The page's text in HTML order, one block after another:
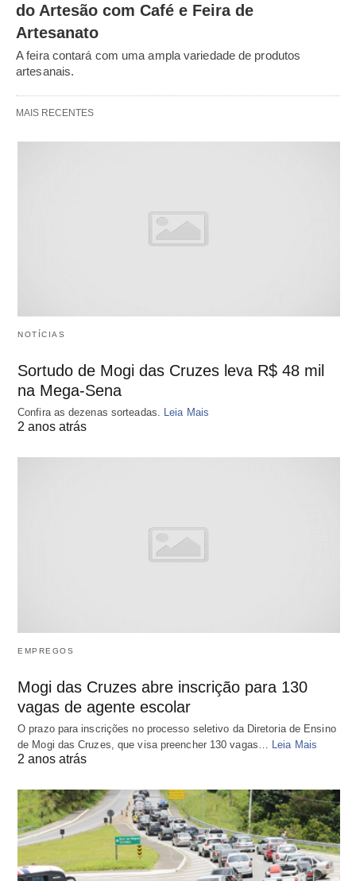
do Artesão com Café e Feira de
Artesanato
A feira contará com uma ampla variedade de produtos
artesanais.
MAIS RECENTES
NOTÍCIAS
Sortudo de Mogi das Cruzes leva R$ 48 mil
na Mega-Sena
Confira as dezenas sorteadas. Leia Mais
2 anos atrás
EMPREGOS
Mogi das Cruzes abre inscrição para 130
vagas de agente escolar
O prazo para inscrições no processo seletivo da Diretoria de Ensino
de Mogi das Cruzes, que visa preencher 130 vagas… Leia Mais
2 anos atrás